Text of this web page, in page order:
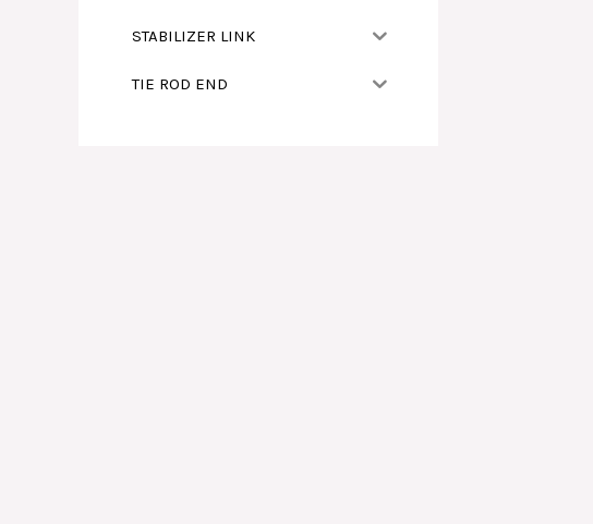
STABILIZER LINK
TIE ROD END